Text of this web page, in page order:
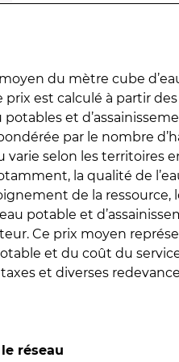
du mètre cube
prix est calculé à partir
potables et
par le nombre
varie selon les territoires
la qualité de
de la ressource,
potable et
Ce prix moyen
et du coût du
et diverses
réseau